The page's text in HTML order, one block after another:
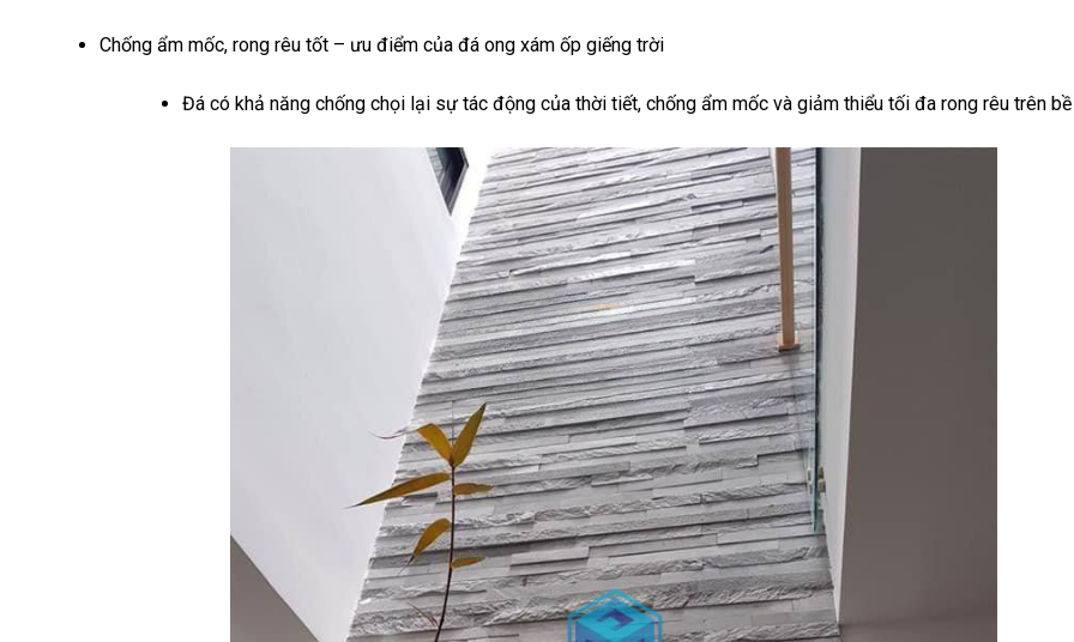
Chống ẩm mốc, rong rêu tốt – ưu điểm của đá ong xám ốp giếng trời
Đá có khả năng chống chọi lại sự tác động của thời tiết, chống ẩm mốc và giảm thiểu tối đa rong rêu trên